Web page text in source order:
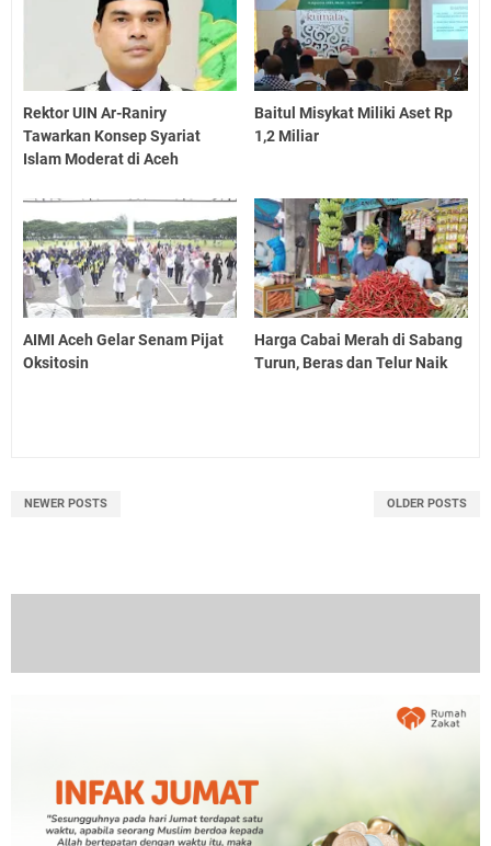
Rektor UIN Ar-Raniry
Tawarkan Konsep Syariat
Islam Moderat di Aceh
Baitul Misykat Miliki Aset Rp
1,2 Miliar
AIMI Aceh Gelar Senam Pijat
Oksitosin
Harga Cabai Merah di Sabang
Turun, Beras dan Telur Naik
NEWER POSTS OLDER POSTS